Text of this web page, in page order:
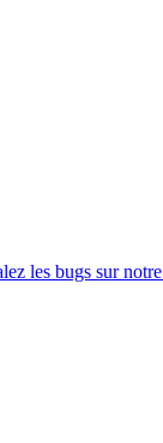
les bugs sur notre